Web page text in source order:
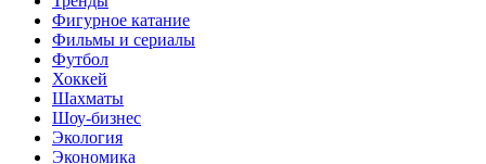
Фигурное катание
Фильмы и сериалы
Футбол
Хоккей
Шахматы
Шоу-бизнес
Экология
Экономика